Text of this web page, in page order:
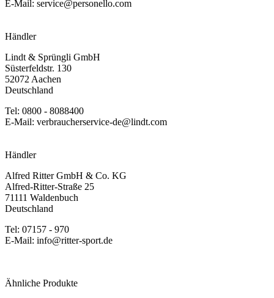
E-Mail: service@personello.com
Händler
Lindt & Sprüngli GmbH
Süsterfeldstr. 130
52072 Aachen
Deutschland
Tel: 0800 - 8088400
E-Mail: verbraucherservice-de@lindt.com
Händler
Alfred Ritter GmbH & Co. KG
Alfred-Ritter-Straße 25
71111 Waldenbuch
Deutschland
Tel: 07157 - 970
E-Mail: info@ritter-sport.de
Ähnliche Produkte